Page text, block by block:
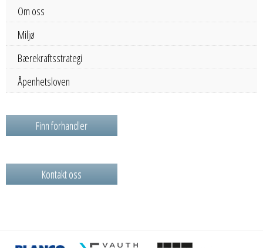
Om oss
Miljø
Bærekraftsstrategi
Åpenhetsloven
Finn forhandler
Kontakt oss